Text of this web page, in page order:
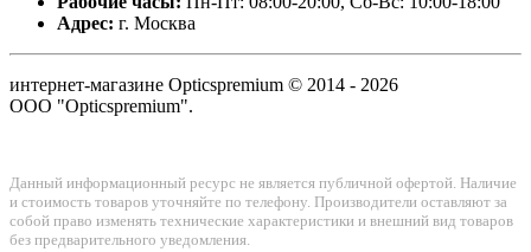
Адрес: г. Москва
интернет-магазине Opticspremium © 2014 - 2026
ООО "Opticspremium".
Данный информационный ресурс не является публичной офертой. Наличие
и стоимость товаров уточняйте по телефону. Производители оставляют за
собой право изменять технические характеристики и внешний вид товаров
без предварительного уведомления.